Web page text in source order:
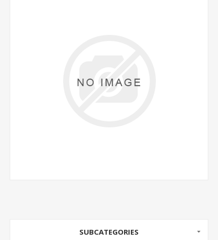
SUBCATEGORIES